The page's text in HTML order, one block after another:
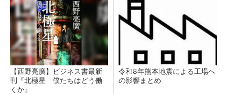
【西野亮廣】ビジネス書最新
刊『北極星 僕たちはどう働
くか』
令和8年熊本地震による工場へ
の影響まとめ